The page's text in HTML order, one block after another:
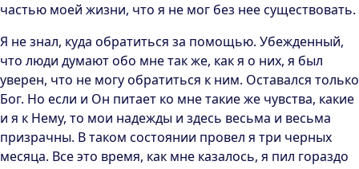
частью моей жизни, что я не мог без нее существовать.
Я не знал, куда обратиться за помощью. Убежденный,
что люди думают обо мне так же, как я о них, я был
уверен, что не могу обратиться к ним. Оставался только
Бог. Но если и Он питает ко мне такие же чувства, какие
и я к Нему, то мои надежды и здесь весьма и весьма
призрачны. В таком состоянии провел я три черных
месяца. Все это время, как мне казалось, я пил гораздо